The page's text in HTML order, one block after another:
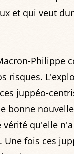
et qui veut
Philippe
risques.
juppéo-
bonne
qu'elle
Une fois ces